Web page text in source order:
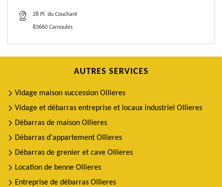
28 Pl. du Couchant
83660 Carnoules
AUTRES SERVICES
Vidage maison succession Ollieres
Vidage et débarras entreprise et locaux industriel Ollieres
Débarras de maison Ollieres
Débarras d'appartement Ollieres
Débarras de grenier et cave Ollieres
Location de benne Ollieres
Entreprise de débarras Ollieres